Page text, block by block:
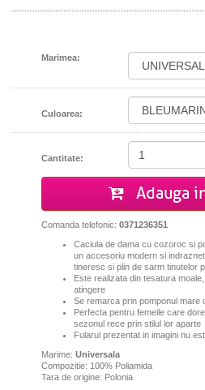
Marimea:
Culoarea:
Cantitate:
Adauga
Comanda telefonic: 0371236351
Caciula de dama cu cozoroc si
un accesoriu modern si
tineresc si plin de sarm tinutelor
Este realizata din tesatura
atingere
Se remarca prin pomponul mare
Perfecta pentru femeile care
sezonul rece prin stilul lor aparte
Fularul prezentat in imagini nu
Marime: Universala
Compozitie: 100% Poliamida
Tara de origine: Polonia